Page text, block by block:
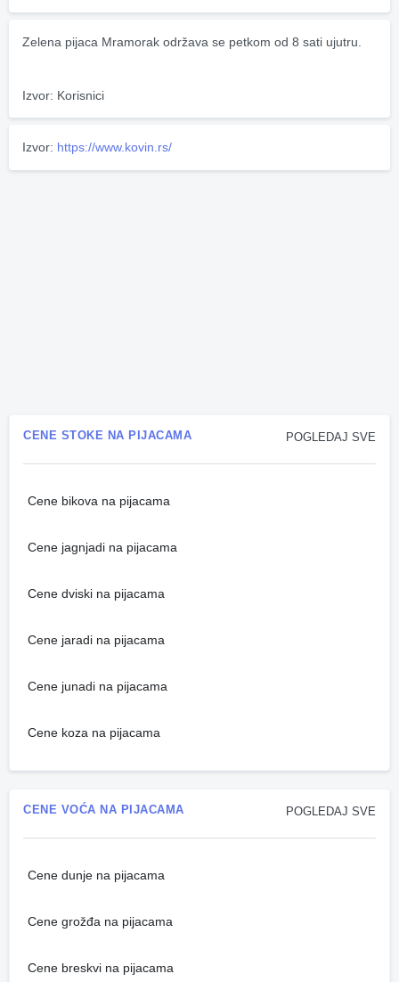
Zelena pijaca Mramorak održava se petkom od 8 sati ujutru.
Izvor: Korisnici
Izvor: https://www.kovin.rs/
POGLEDAJ SVE
CENE STOKE NA PIJACAMA
Cene bikova na pijacama
Cene jagnjadi na pijacama
Cene dviski na pijacama
Cene jaradi na pijacama
Cene junadi na pijacama
Cene koza na pijacama
POGLEDAJ SVE
CENE VOĆA NA PIJACAMA
Cene dunje na pijacama
Cene grožđa na pijacama
Cene breskvi na pijacama